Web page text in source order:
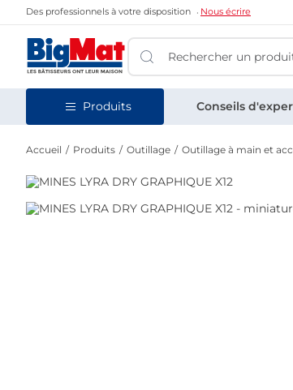
Des professionnels à votre disposition Nous écrire
Produits Conseils
Accueil Produits Outillage Outillage à main et